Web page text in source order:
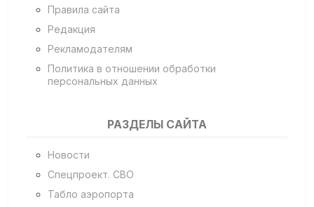
Правила сайта
Редакция
Рекламодателям
Политика в отношении обработки
персональных данных
РАЗДЕЛЫ САЙТА
Новости
Спецпроект. СВО
Табло аэропорта